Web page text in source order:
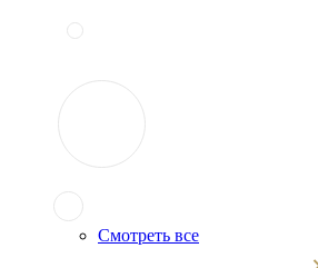
Смотреть все